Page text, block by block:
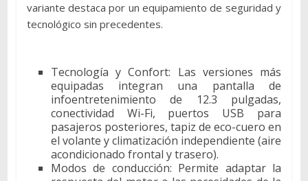
variante destaca por un equipamiento de seguridad y
tecnológico sin precedentes.
Tecnología y Confort: Las versiones más
equipadas integran una pantalla de
infoentretenimiento de 12.3 pulgadas,
conectividad Wi-Fi, puertos USB para
pasajeros posteriores, tapiz de eco-cuero en
el volante y climatización independiente (aire
acondicionado frontal y trasero).
Modos de conducción: Permite adaptar la